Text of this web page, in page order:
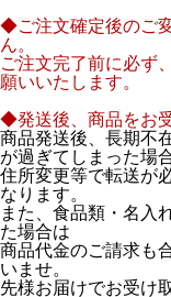
◆ご注文確定後のご
ん。
ご注文完了前に必ず
願いいたします。
◆発送後、商品をお
商品発送後、長期不
が過ぎてしまった場
住所変更等で転送が
なります。
また、食品類・名入
た場合は
商品代金のご請求も
いませ。
先様お届けでお受け